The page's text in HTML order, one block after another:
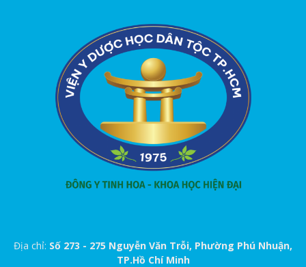
Địa chỉ: Số 273 - 275 Nguyễn Văn Trỗi, Phường Phú Nhuận,
TP.Hồ Chí Minh